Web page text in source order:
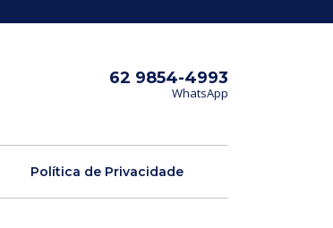
62 9854-4993
WhatsApp
Política de Privacidade